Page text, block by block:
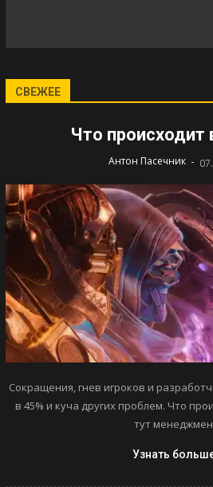
СВЕЖЕЕ
Что происходит
Антон Пасечник -
Сокращения, гнев игроков и
в 45% и куча других проблем. Что
тут
Узнать